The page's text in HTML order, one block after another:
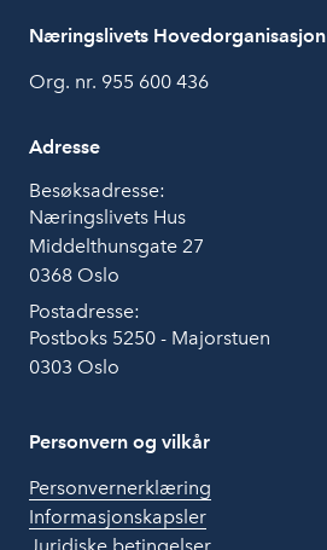
Næringslivets Hovedorganisasjon
Org. nr. 955 600 436
Adresse
Besøksadresse:
Næringslivets Hus
Middelthunsgate 27
0368 Oslo
Postadresse:
Postboks 5250 - Majorstuen
0303 Oslo
Personvern og vilkår
Personvernerklæring
Informasjonskapsler